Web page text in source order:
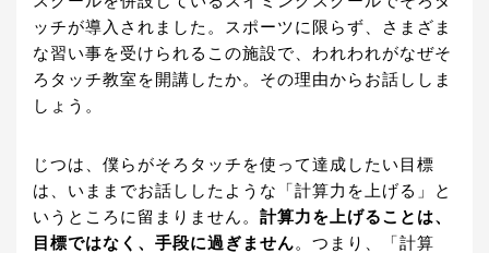
ッチが導入されました。スポーツに限らず、さまざま
な習い事を受けられるこの施設で、われわれがなぜそ
ろタッチ教室を開講したか。その理由からお話ししま
しょう。
じつは、僕らがそろタッチを使って達成したい目標
は、いままでお話ししたような「計算力を上げる」と
いうところに留まりません。 計算力を上げることは、
目標ではなく、手段に過ぎません。つまり、「計算